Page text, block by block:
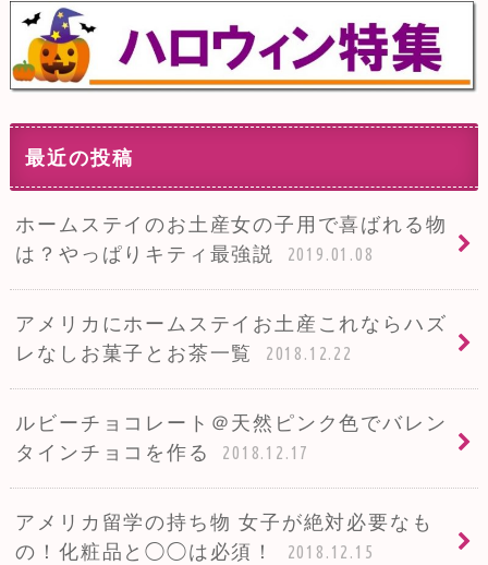
最近の投稿
ホームステイのお土産女の子用で喜ばれる物
は？やっぱりキティ最強説
2019.01.08
アメリカにホームステイお土産これならハズ
レなしお菓子とお茶一覧
2018.12.22
ルビーチョコレート＠天然ピンク色でバレン
タインチョコを作る
2018.12.17
アメリカ留学の持ち物 女子が絶対必要なも
の！化粧品と◯◯は必須！
2018.12.15